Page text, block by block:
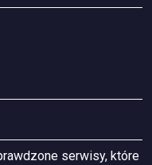
serwisy, które